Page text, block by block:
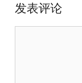
发表评论